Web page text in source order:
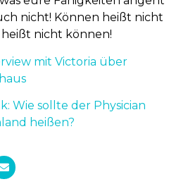
nicht! Können heißt nicht
nicht können!
mit Victoria über
Wie sollte der Physician
heißen?